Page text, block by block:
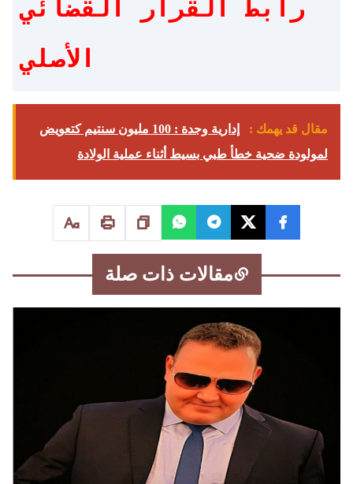
رابط القرار القضائي
الأصلي
مقال قد يهمك :
إدارية وجدة : 100 مليون سنتيم كتعويض
لمولودة ضحية خطأ طبي بسيط أثناء عملية الولادة
مقالات ذات صلة